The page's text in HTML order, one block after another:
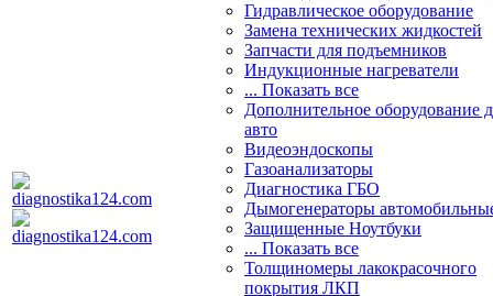
Гидравлическое оборудование
Замена технических жидкостей
Запчасти для подъемников
Индукционные нагреватели
... Показать все
Дополнительное оборудование
авто
Видеоэндоскопы
Газоанализаторы
Диагностика ГБО
Дымогенераторы
Защищенные Ноутбуки
... Показать все
Толщиномеры лакокрасочного
покрытия ЛКП